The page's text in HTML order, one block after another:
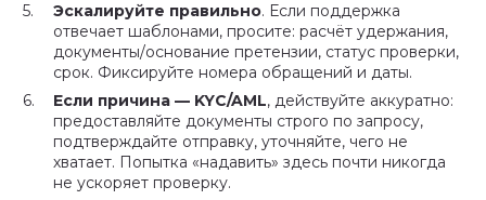
Эскалируйте правильно. Если поддержка
отвечает шаблонами, просите: расчёт удержания,
документы/основание претензии, статус проверки,
срок. Фиксируйте номера обращений и даты.
Если причина — KYC/AML, действуйте аккуратно:
предоставляйте документы строго по запросу,
подтверждайте отправку, уточняйте, чего не
хватает. Попытка «надавить» здесь почти никогда
не ускоряет проверку.